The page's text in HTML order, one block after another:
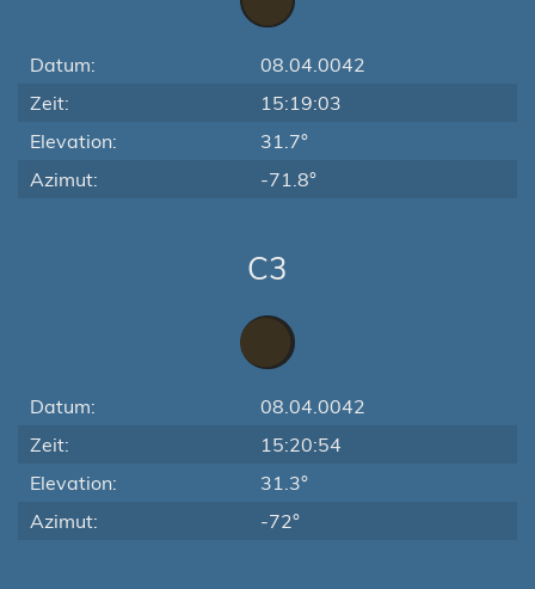
Datum:
08.04.0042
Zeit:
15:19:03
Elevation:
31.7°
Azimut:
-71.8°
C3
Datum:
08.04.0042
Zeit:
15:20:54
Elevation:
31.3°
Azimut:
-72°